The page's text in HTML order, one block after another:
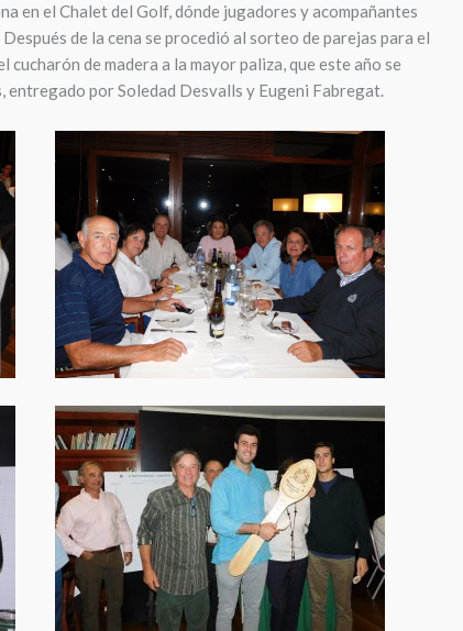
en el Chalet del Golf, dónde jugadores y acompañantes
de la cena se procedió al sorteo de parejas para el
de madera a la mayor paliza, que este año se
entregado por Soledad Desvalls y Eugeni Fabregat.